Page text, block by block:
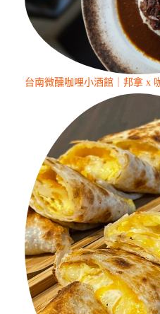
台南微醺咖哩小酒館｜邦拿 x